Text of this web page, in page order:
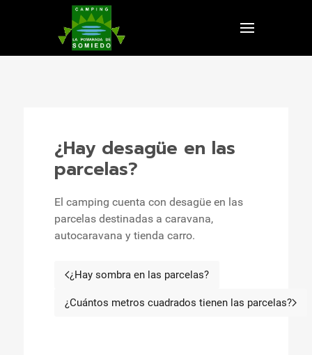
¿Hay desagüe en las
parcelas?
El camping cuenta con desagüe en las
parcelas destinadas a caravana,
autocaravana y tienda carro.
Artículo anterior: ¿Hay sombra en las
¿Hay sombra en las parcelas?
Artículo siguiente:
¿Cuántos metros cuadrados tienen las parcelas?